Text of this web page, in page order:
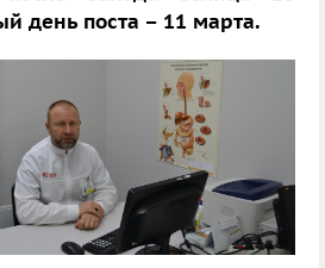
день поста – 11 марта.